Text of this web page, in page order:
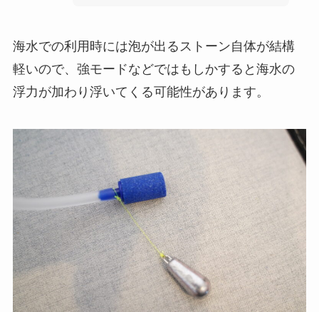
海水での利用時には泡が出るストーン自体が結構
軽いので、強モードなどではもしかすると海水の
浮力が加わり浮いてくる可能性があります。